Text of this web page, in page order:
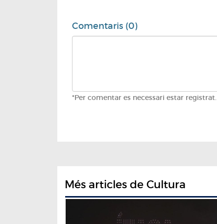
Comentaris (0)
*Per comentar es necessari estar registrat.
Més articles de Cultura